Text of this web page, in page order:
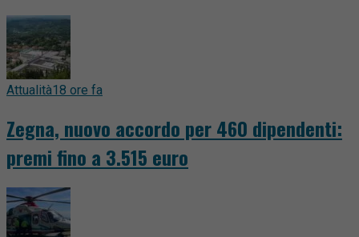
Attualità18 ore fa
Zegna, nuovo accordo per 460 dipendenti:
premi fino a 3.515 euro